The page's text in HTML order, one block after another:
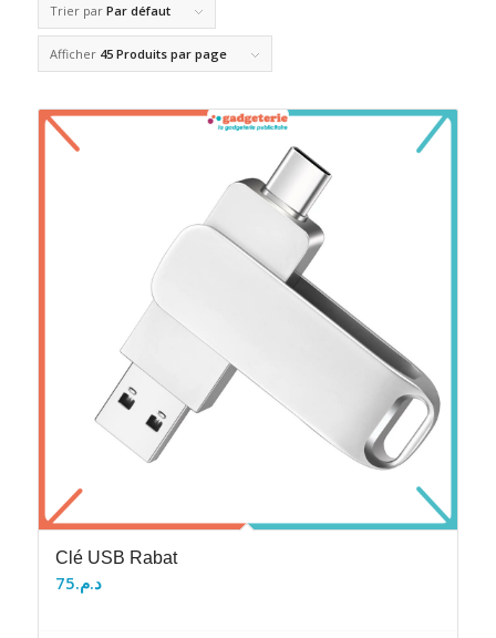
Trier par Par défaut
Afficher 45 Produits par page
Clé USB Rabat
د.م.75